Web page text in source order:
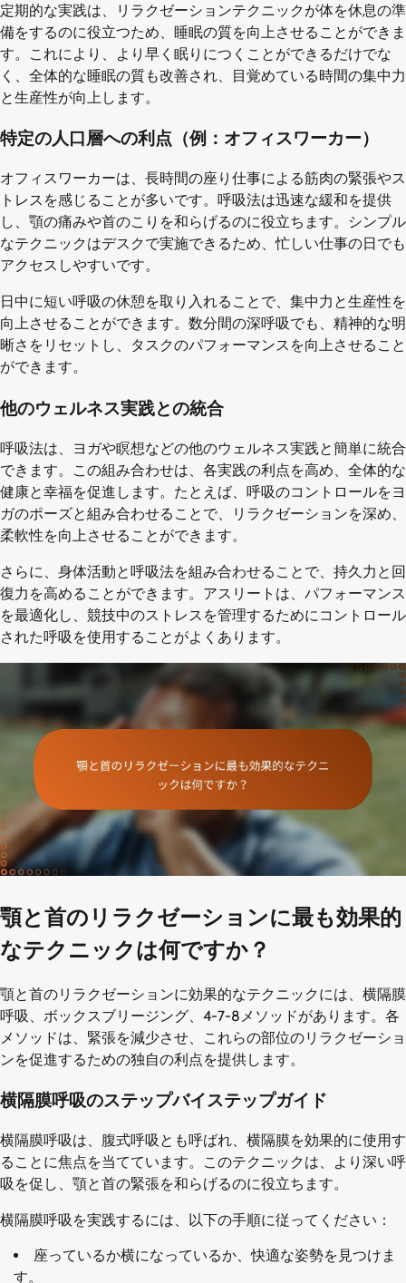
定期的な実践は、リラクゼーションテクニックが体を休息の準
備をするのに役立つため、睡眠の質を向上させることができま
す。これにより、より早く眠りにつくことができるだけでな
く、全体的な睡眠の質も改善され、目覚めている時間の集中力
と生産性が向上します。
特定の人口層への利点（例：オフィスワーカー）
オフィスワーカーは、長時間の座り仕事による筋肉の緊張やス
トレスを感じることが多いです。呼吸法は迅速な緩和を提供
し、顎の痛みや首のこりを和らげるのに役立ちます。シンプル
なテクニックはデスクで実施できるため、忙しい仕事の日でも
アクセスしやすいです。
日中に短い呼吸の休憩を取り入れることで、集中力と生産性を
向上させることができます。数分間の深呼吸でも、精神的な明
晰さをリセットし、タスクのパフォーマンスを向上させること
ができます。
他のウェルネス実践との統合
呼吸法は、ヨガや瞑想などの他のウェルネス実践と簡単に統合
できます。この組み合わせは、各実践の利点を高め、全体的な
健康と幸福を促進します。たとえば、呼吸のコントロールをヨ
ガのポーズと組み合わせることで、リラクゼーションを深め、
柔軟性を向上させることができます。
さらに、身体活動と呼吸法を組み合わせることで、持久力と回
復力を高めることができます。アスリートは、パフォーマンス
を最適化し、競技中のストレスを管理するためにコントロール
された呼吸を使用することがよくあります。
顎と首のリラクゼーションに最も効果的
なテクニックは何ですか？
顎と首のリラクゼーションに効果的なテクニックには、横隔膜
呼吸、ボックスブリージング、4-7-8メソッドがあります。各
メソッドは、緊張を減少させ、これらの部位のリラクゼーショ
ンを促進するための独自の利点を提供します。
横隔膜呼吸のステップバイステップガイド
横隔膜呼吸は、腹式呼吸とも呼ばれ、横隔膜を効果的に使用す
ることに焦点を当てています。このテクニックは、より深い呼
吸を促し、顎と首の緊張を和らげるのに役立ちます。
横隔膜呼吸を実践するには、以下の手順に従ってください：
座っているか横になっているか、快適な姿勢を見つけま
す。